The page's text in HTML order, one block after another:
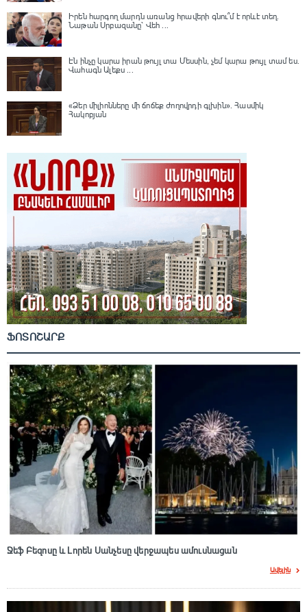
Իրեն հարգող մարդն առանց հրավերի գնու՞մ է որևէ տեղ.
Նաթան Սրբազանը՝ Վեհ ...
Էն ինչը կարա իրան թույլ տա Մեսսին, չեմ կարա թույլ տամ ես.
Վահագն Ալեքս ...
«Ձեր միլիոնները մի ճոճեք ժողովրդի գլխին». Հասմիկ
Հակոբյան
ՖՈՏՈՇԱՐՔ
Ջեֆ Բեզոսը և Լորեն Սանչեսը վերջապես ամուսնացան
Ավելին